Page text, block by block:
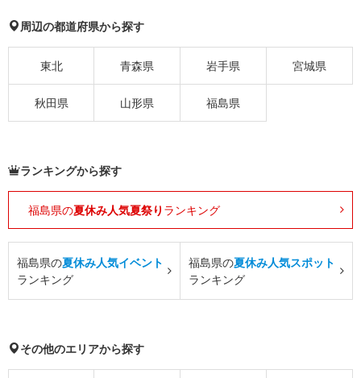
周辺の都道府県から探す
東北 青森県 岩手県 宮城県
秋田県 山形県 福島県
ランキングから探す
福島県の夏休み人気夏祭り ランキング
福島県の夏休み人気イベント
ランキング
福島県の夏休み人気スポット
ランキング
その他のエリアから探す